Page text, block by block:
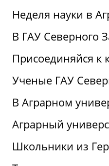
Неделя науки в
В ГАУ Северного
Присоединяйся к
Ученые ГАУ
В Аграрном
Аграрный
Школьники из